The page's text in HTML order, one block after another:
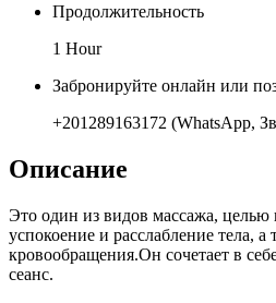
Продолжительность
1 Hour
Забронируйте онлайн или
+201289163172 (WhatsApp,
Описание
Это один из видов массажа, целью
успокоение и расслабление тела, а
кровообращения.Он сочетает в
сеанс.